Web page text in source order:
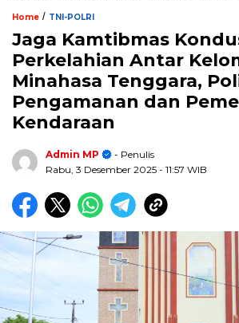
Home / TNI-POLRI
Jaga Kamtibmas
Perkelahian Antar
Minahasa Tenggara,
Pengamanan dan
Kendaraan
Admin MP
- Penulis
Rabu, 3 Desember 2025 - 11:57 WIB